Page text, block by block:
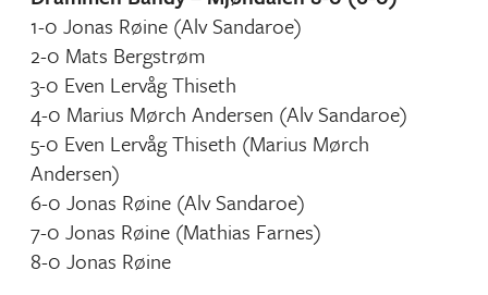
1-0 Jonas Røine (Alv Sandaroe)
2-0 Mats Bergstrøm
3-0 Even Lervåg Thiseth
4-0 Marius Mørch Andersen (Alv Sandaroe)
5-0 Even Lervåg Thiseth (Marius Mørch
Andersen)
6-0 Jonas Røine (Alv Sandaroe)
7-0 Jonas Røine (Mathias Farnes)
8-0 Jonas Røine